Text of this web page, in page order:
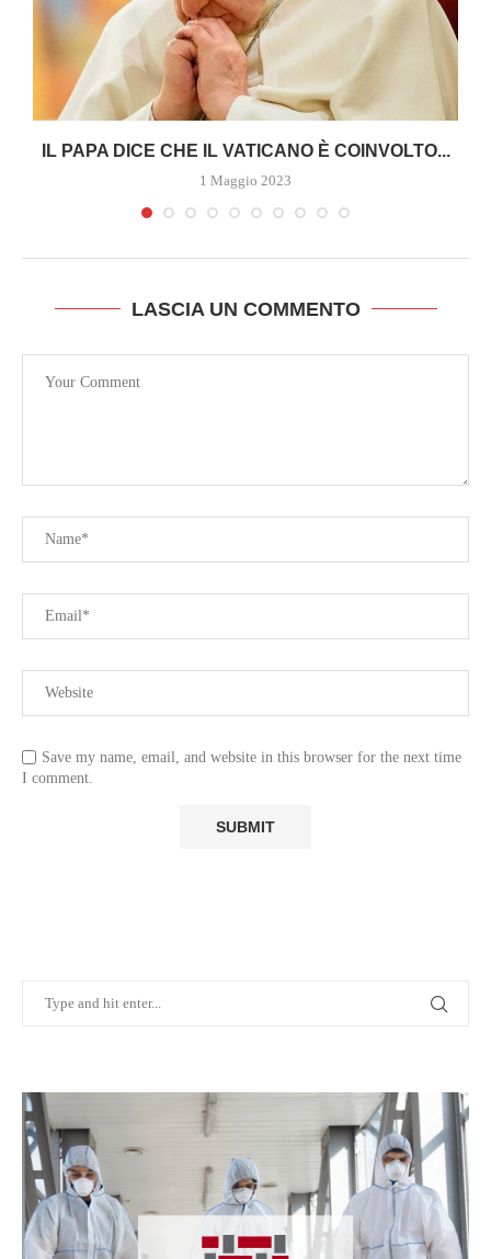
IL PAPA DICE CHE IL VATICANO È COINVOLTO...
1 Maggio 2023
LASCIA UN COMMENTO
Save my name, email, and website in this browser for the next time
I comment.